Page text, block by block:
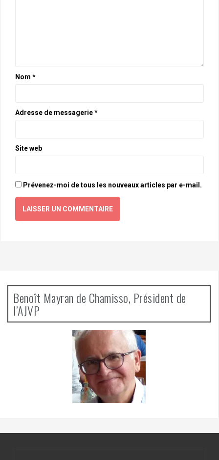
Nom *
Adresse de messagerie*
Site web
Prévenez-moi de tous les nouveaux articles par e-mail.
Benoît Mayran de Chamisso, Président de
l’AJVP